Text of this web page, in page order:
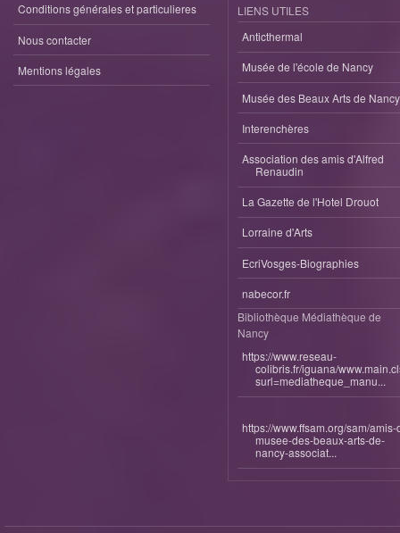
Conditions générales et particulieres
Nous contacter
Mentions légales
LIENS UTILES
Anticthermal
Musée de l'école de Nancy
Musée des Beaux Arts de Nancy
Interenchères
Association des amis d'Alfred
Renaudin
La Gazette de l'Hotel Drouot
Lorraine d'Arts
EcriVosges-Biographies
nabecor.fr
Bibliothèque Médiathèque de
Nancy
https://www.reseau-
colibris.fr/iguana/
surl=mediatheque_manu...
https://www.ffsam.org/sam/amis-
musee-des-beaux-arts-de-
nancy-associat...